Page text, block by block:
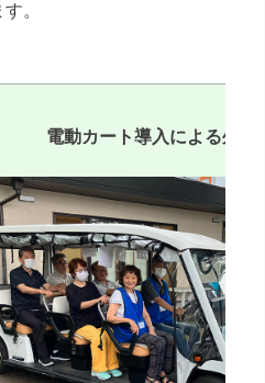
。
電動カート導入による外出